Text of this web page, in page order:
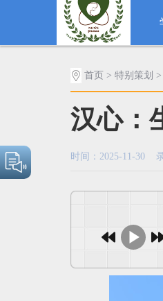
首页 > 特别策划
汉心：
时间：2025-11-30